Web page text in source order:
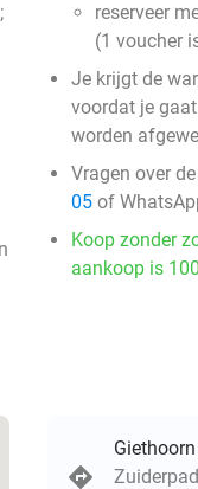
reserveer
(1 voucher
Je krijgt de
voordat je
worden
Vragen over
05 of
Koop zonder
aankoop is
Giethoorn